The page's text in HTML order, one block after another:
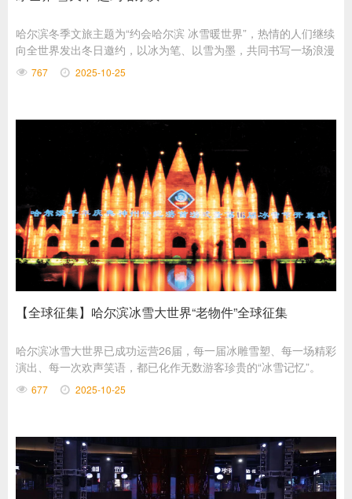
哈尔滨冬季文旅主题为“约会哈尔滨 冰雪暖世界”，热情的人们继续
向全世界发出冬日邀约，以冰为笔、以雪为墨，共同书写一场浪漫
传奇。
767 2025-10-25
【全球征集】哈尔滨冰雪大世界“老物件”全球征集
​哈尔滨冰雪大世界已成功运营26届，每一届冰雕雪塑、每一场精彩
演出、每一次欢声笑语，都已化作无数游客珍贵的“冰雪记忆”。
677 2025-10-25